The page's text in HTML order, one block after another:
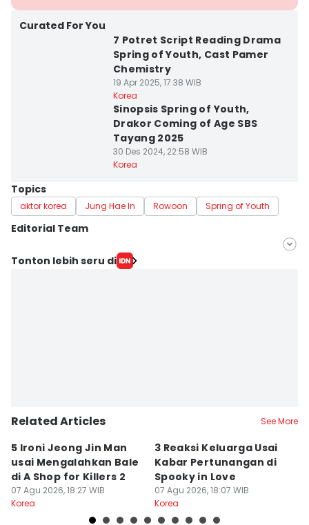
Curated For You
7 Potret Script Reading Drama
Spring of Youth, Cast Pamer
Chemistry
19 Apr 2025, 17:38 WIB
Korea
Sinopsis Spring of Youth,
Drakor Coming of Age SBS
Tayang 2025
30 Des 2024, 22:58 WIB
Korea
Topics
aktor korea Jung Hae In Rowoon Spring of Youth
Editorial Team
Editor
Tonton lebih seru di
Related Articles See More
5 Ironi Jeong Jin Man
usai Mengalahkan Bale
di A Shop for Killers 2
07 Agu 2026, 18:27 WIB
Korea
3 Reaksi Keluarga Usai
Kabar Pertunangan di
Spooky in Love
07 Agu 2026, 18:07 WIB
Korea